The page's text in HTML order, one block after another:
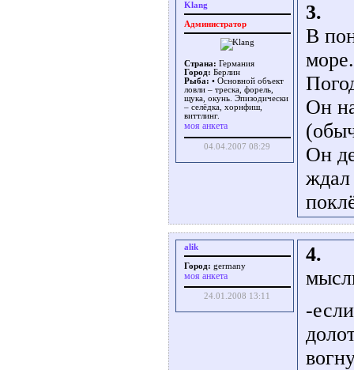
Klang
Администратор
Страна: Германия
Город: Берлин
Рыба: • Основной объект
ловли – треска, форель,
щука, окунь. Эпизодически
– селёдка, хорнфиш,
виттлинг.
моя анкета
04.04.2007 08:29
3.
В
море.
Он
Он
ждал
alik
Город: germany
моя анкета
24.01.2008 13:11
4.
-